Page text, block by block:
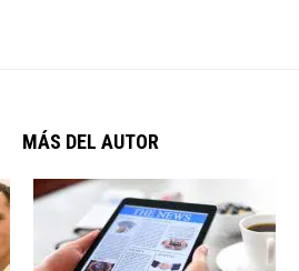
MÁS DEL AUTOR